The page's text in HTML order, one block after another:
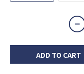
ADD TO CART